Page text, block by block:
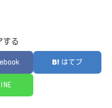
する
はてブ